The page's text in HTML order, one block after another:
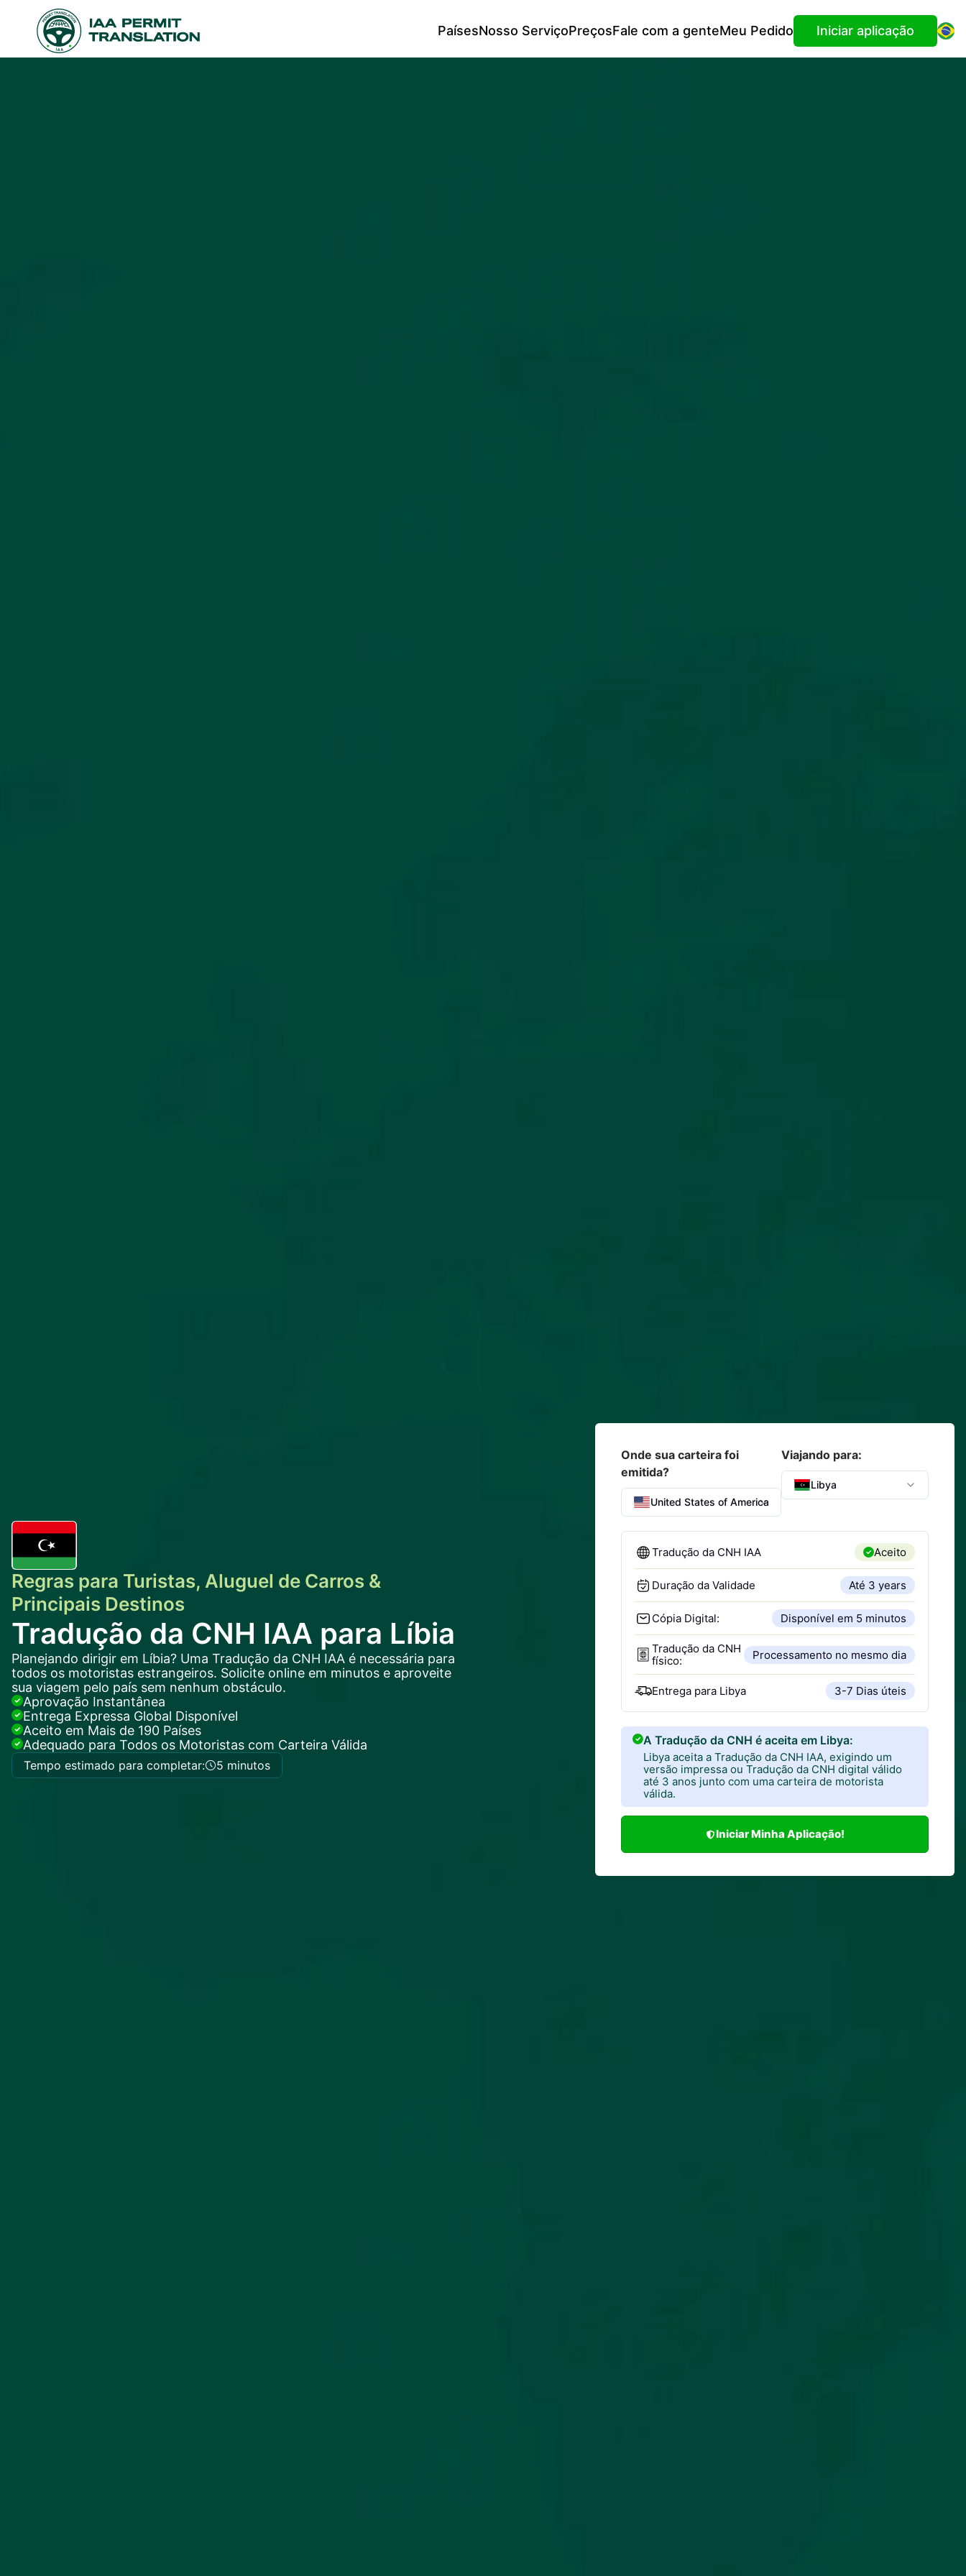
PaísesNosso ServiçoPreçosFale com a genteMeu Pedido Iniciar aplicação
Regras para Turistas, Aluguel de Carros &
Principais Destinos
Tradução da CNH IAA para Líbia
Planejando dirigir em Líbia? Uma Tradução da CNH IAA é necessária para
todos os motoristas estrangeiros. Solicite online em minutos e aproveite
sua viagem pelo país sem nenhum obstáculo.
Aprovação Instantânea
Entrega Expressa Global Disponível
Aceito em Mais de 190 Países
Adequado para Todos os Motoristas com Carteira Válida
Tempo estimado para completar: 5 minutos
Onde sua carteira foi
emitida?
United States of America
Viajando para:
Libya
Tradução da CNH IAA Aceito
Duração da Validade Até 3 years
Cópia Digital: Disponível em 5 minutos
Tradução da CNH
físico:
Processamento no mesmo dia
Entrega para Libya 3-7 Dias úteis
A Tradução da CNH é aceita em Libya:
Libya aceita a Tradução da CNH IAA, exigindo um
versão impressa ou Tradução da CNH digital válido
até 3 anos junto com uma carteira de motorista
válida.
Iniciar Minha Aplicação!